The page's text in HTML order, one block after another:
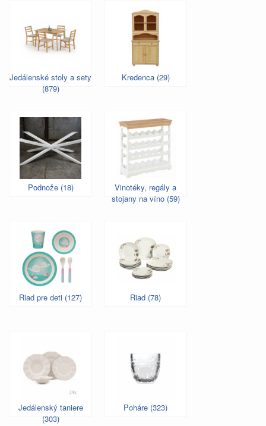
Jedálenské stoly a sety
(879)
Kredenca (29)
Podnože (18)
Vinotéky, regály a
stojany na víno (59)
Riad pre deti (127) Riad (78)
Jedálenský taniere
(303)
Poháre (323)